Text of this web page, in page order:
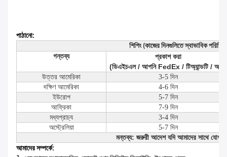
পাঠানো:
শিপিং (কাজের দিনগুলিতে স্বাভাবিক
গন্তব্য
প্রকাশ করা
(ডিএইচএল / আপনি FedEx / টিঅ্যান্ডটি / আপ)
উত্তর আমেরিকা
3-5 দিন
দক্ষিণ আমেরিকা
4-6 দিন
ইউরোপ
5-7 দিন
আফ্রিকা
7-9 দিন
মধ্যপ্রাচ্য
3-4 দিন
অস্ট্রেলিয়া
5-7 দিন
মন্তব্য: জরুরী আদেশ যদি আমাদের সাথে
আমাদের সম্পর্কে: